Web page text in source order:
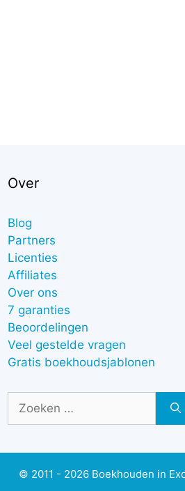
Over
Blog
Partners
Licenties
Affiliates
Over ons
7 garanties
Beoordelingen
Veel gestelde vragen
Gratis boekhoudsjablonen
naar:
© 2011 - 2026 Boekhouden in